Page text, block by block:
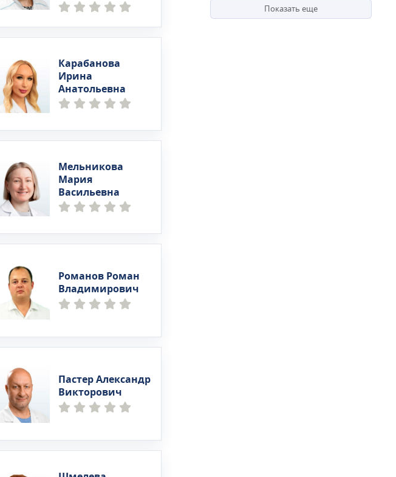
Карабанова
Ирина
Анатольевна
Мельникова
Мария
Васильевна
Романов Роман
Владимирович
Пастер Александр
Викторович
Показать еще